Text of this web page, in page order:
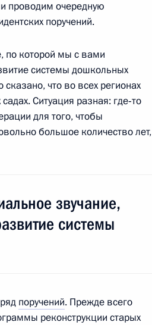
проводим очередную
поручений.
по которой мы с вами
системы дошкольных
что во всех регионах
Ситуация разная: где‑то
для того, чтобы
большое количество лет,
звучание,
системы
поручений. Прежде всего
реконструкции старых